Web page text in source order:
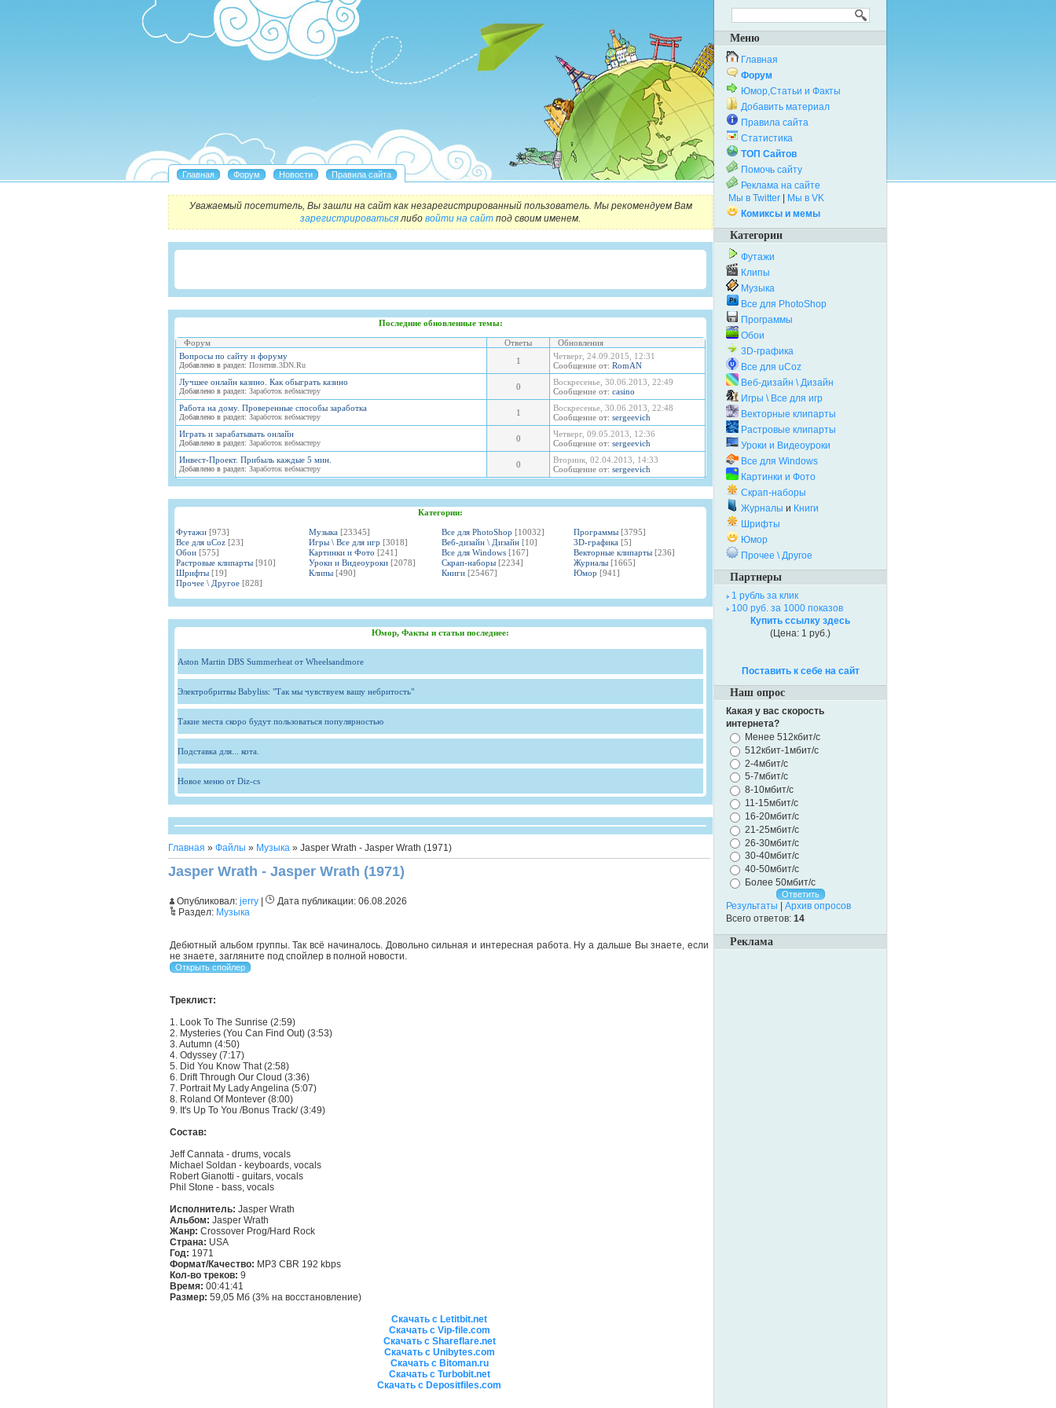
Уважаемый посетитель, Вы зашли на сайт как незарегистрированный пользователь. Мы рекомендуем Вам
зарегистрироватьсялибо войти на сайт под своим именем.
Последние обновленные темы:
Форум Ответы
Обновления
Вопросы по сайту и форуму
Добавлено в раздел: Позитив.3DN.Ru 1
Четверг, 24.09.2015, 12:31
Сообщение от: RomAN
Лучшее онлайн казино. Как обыграть казино
Добавлено в раздел: Заработок вебмастеру 0
Воскресенье, 30.06.2013, 22:49
Сообщение от: casino
Работа на дому. Проверенные способы заработка
Добавлено в раздел: Заработок вебмастеру 1
Воскресенье, 30.06.2013, 22:48
Сообщение от: sergeevich
Играть и зарабатывать онлайн
Добавлено в раздел: Заработок вебмастеру 0
Четверг, 09.05.2013, 12:36
Сообщение от: sergeevich
Инвест-Проект. Прибыль каждые 5 мин.
Добавлено в раздел: Заработок вебмастеру 0
Вторник, 02.04.2013, 14:33
Сообщение от: sergeevich
Категории:
Футажи [973] Музыка [23345] Все для PhotoShop [10032] Программы [3795]
Все для uCoz [23] Игры \ Все для игр [3018] Веб-дизайн \ Дизайн [10] 3D-графика [5]
Обои [575] Картинки и Фото [241] Все для Windows [167] Векторные клипарты [236]
Растровые клипарты [910] Уроки и Видеоуроки [2078] Скрап-наборы [2234] Журналы [1665]
Шрифты [19] Клипы [490] Книги [25467] Юмор [941]
Прочее \ Другое [828]
Юмор, Факты и статьи последнее:
Aston Martin DBS Summerheat от Wheelsandmore
Электробритвы Babyliss: "Так мы чувствуем вашу небритость"
Такие места скоро будут пользоваться популярностью
Подставка для... кота.
Новое меню от Diz-cs
Главная » Файлы » Музыка » Jasper Wrath - Jasper Wrath (1971)
Jasper Wrath - Jasper Wrath (1971)
Опубликовал: jerry Дата публикации: 06.08.2026
Раздел: Музыка
Дебютный альбом группы. Так всё начиналось. Довольно сильная и интересная работа. Ну а дальше Вы знаете, если
не знаете, загляните под спойлер в полной новости.
Треклист:
1. Look To The Sunrise (2:59)
2. Mysteries (You Can Find Out) (3:53)
3. Autumn (4:50)
4. Odyssey (7:17)
5. Did You Know That (2:58)
6. Drift Through Our Cloud (3:36)
7. Portrait My Lady Angelina (5:07)
8. Roland Of Montever (8:00)
9. It's Up To You /Bonus Track/ (3:49)
Состав:
Jeff Cannata - drums, vocals
Michael Soldan - keyboards, vocals
Robert Gianotti - guitars, vocals
Phil Stone - bass, vocals
Исполнитель: Jasper Wrath
Альбом: Jasper Wrath
Жанр: Crossover Prog/Hard Rock
Страна: USA
Год: 1971
Формат/Качество: MP3 CBR 192 kbps
Кол-во треков: 9
Время: 00:41:41
Размер: 59,05 Мб (3% на восстановление)
Скачать с Letitbit.net
Скачать с Vip-file.com
Скачать с Shareflare.net
Скачать с Unibytes.com
Скачать с Bitoman.ru
Скачать с Turbobit.net
Скачать с Depositfiles.com
Меню
Главная
Форум
Юмор,Статьи и Факты
Добавить материал
Правила сайта
Статистика
ТОП Сайтов
Помочь сайту
Реклама на сайте
Мы в Twitter
Мы в VK
Комиксы и мемы
Категории
Футажи
Клипы
Музыка
Все для PhotoShop
Программы
Обои
3D-графика
Все для uCoz
Веб-дизайн \ Дизайн
Игры \ Все для игр
Векторные клипарты
Растровые клипарты
Уроки и Видеоуроки
Все для Windows
Картинки и Фото
Скрап-наборы
Журналы и Книги
Шрифты
Юмор
Прочее \ Другое
Партнеры
1 рубль за клик
100 руб. за 1000 показов
Купить ссылку здесь
(Цена: 1 руб.)
Поставить к себе на сайт
Наш опрос
Какая у вас скорость
интернета?
Менее 512кбит/с
512кбит-1мбит/с
2-4мбит/с
5-7мбит/с
8-10мбит/с
11-15мбит/с
16-20мбит/с
21-25мбит/с
26-30мбит/с
30-40мбит/с
40-50мбит/с
Более 50мбит/с
Результаты
Архив опросов
Всего ответов: 14
Реклама